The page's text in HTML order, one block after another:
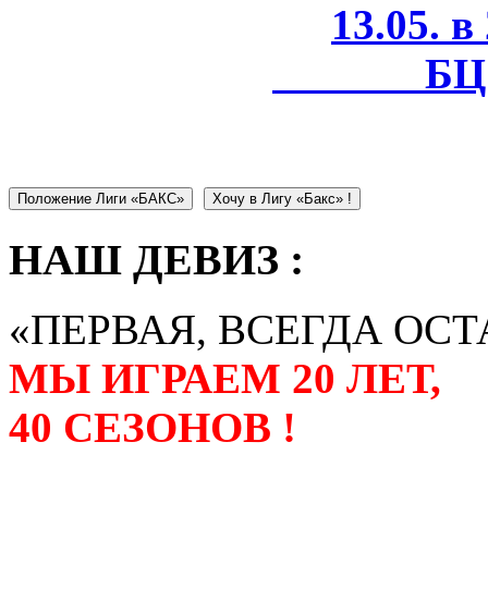
13.05.
БЦ
Положение Лиги «БАКС» Хочу в Лигу «Бакс» !
НАШ ДЕВИЗ :
«ПЕРВАЯ, ВСЕГДА
МЫ ИГРАЕМ 20 ЛЕТ,
40 СЕЗОНОВ !